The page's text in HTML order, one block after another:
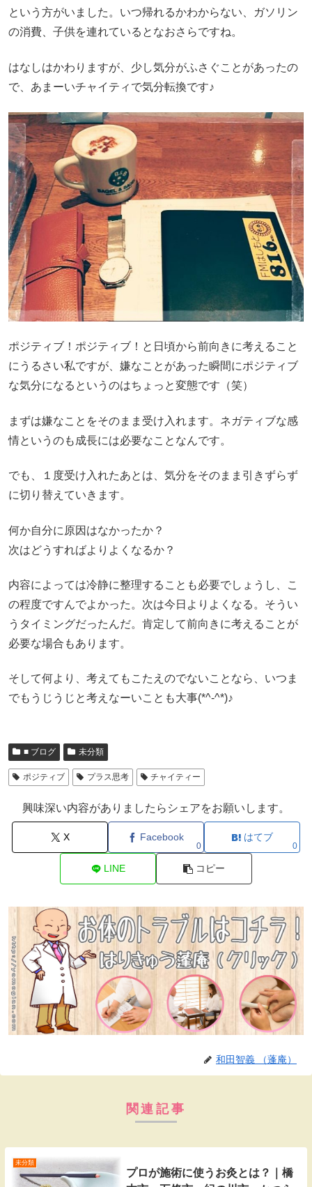
という方がいました。いつ帰れるかわからない、ガソリン
の消費、子供を連れているとなおさらですね。
はなしはかわりますが、少し気分がふさぐことがあったの
で、あまーいチャイティで気分転換です♪
ポジティブ！ポジティブ！と日頃から前向きに考えること
にうるさい私ですが、嫌なことがあった瞬間にポジティブ
な気分になるというのはちょっと変態です（笑）
まずは嫌なことをそのまま受け入れます。ネガティブな感
情というのも成長には必要なことなんです。
でも、１度受け入れたあとは、気分をそのまま引きずらず
に切り替えていきます。
何か自分に原因はなかったか？
次はどうすればよりよくなるか？
内容によっては冷静に整理することも必要でしょうし、こ
の程度ですんでよかった。次は今日よりよくなる。そうい
うタイミングだったんだ。肯定して前向きに考えることが
必要な場合もあります。
そして何より、考えてもこたえのでないことなら、いつま
でもうじうじと考えなーいことも大事(*^-^*)♪
■ ブログ 未分類
ポジティブ プラス思考 チャイティー
興味深い内容がありましたらシェアをお願いします。
X Facebook
0
はてブ
0
LINE コピー
和田智義 （蓬庵）
関連記事
未分類
プロが施術に使うお灸とは？｜橋